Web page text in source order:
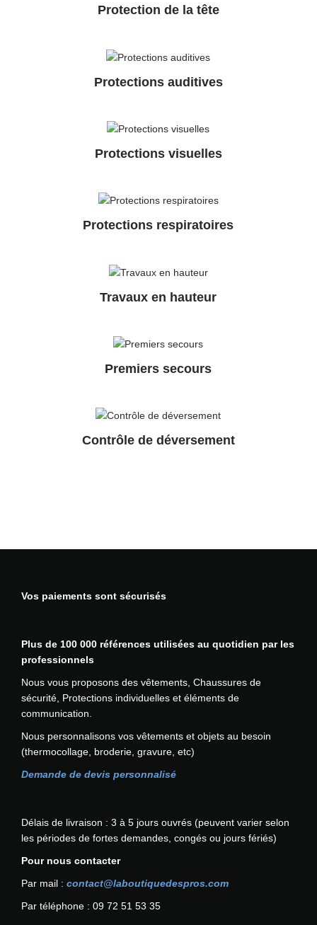
Protection de la tête
Protections auditives
Protections visuelles
Protections respiratoires
Travaux en hauteur
Premiers secours
Contrôle de déversement
Vos paiements sont sécurisés
Plus de 100 000 références utilisées au quotidien par les
professionnels
Nous vous proposons des vêtements, Chaussures de
sécurité, Protections individuelles et éléments de
communication.
Nous personnalisons vos vêtements et objets au besoin
(thermocollage, broderie, gravure, etc)
Demande de devis personnalisé
Délais de livraison : 3 à 5 jours ouvrés (peuvent varier selon
les périodes de fortes demandes, congés ou jours fériés)
Pour nous contacter
Par mail : contact@laboutiquedespros.com
Par téléphone : 09 72 51 53 35